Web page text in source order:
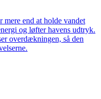
end at holde vandet
og løfter havens udtryk.
overdækningen, så den